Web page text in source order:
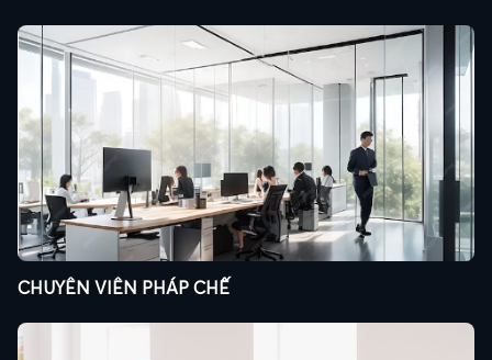
CHUYÊN VIÊN PHÁP CHẾ